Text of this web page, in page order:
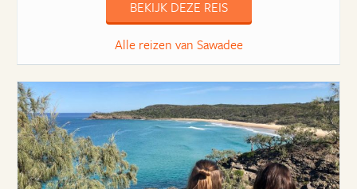
BEKIJK DEZE REIS
Alle reizen van Sawadee